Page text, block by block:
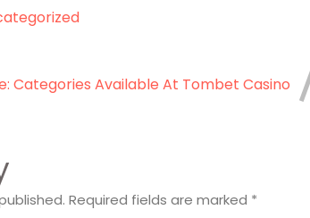
Categories Available At Tombet Casino
Required fields are marked *